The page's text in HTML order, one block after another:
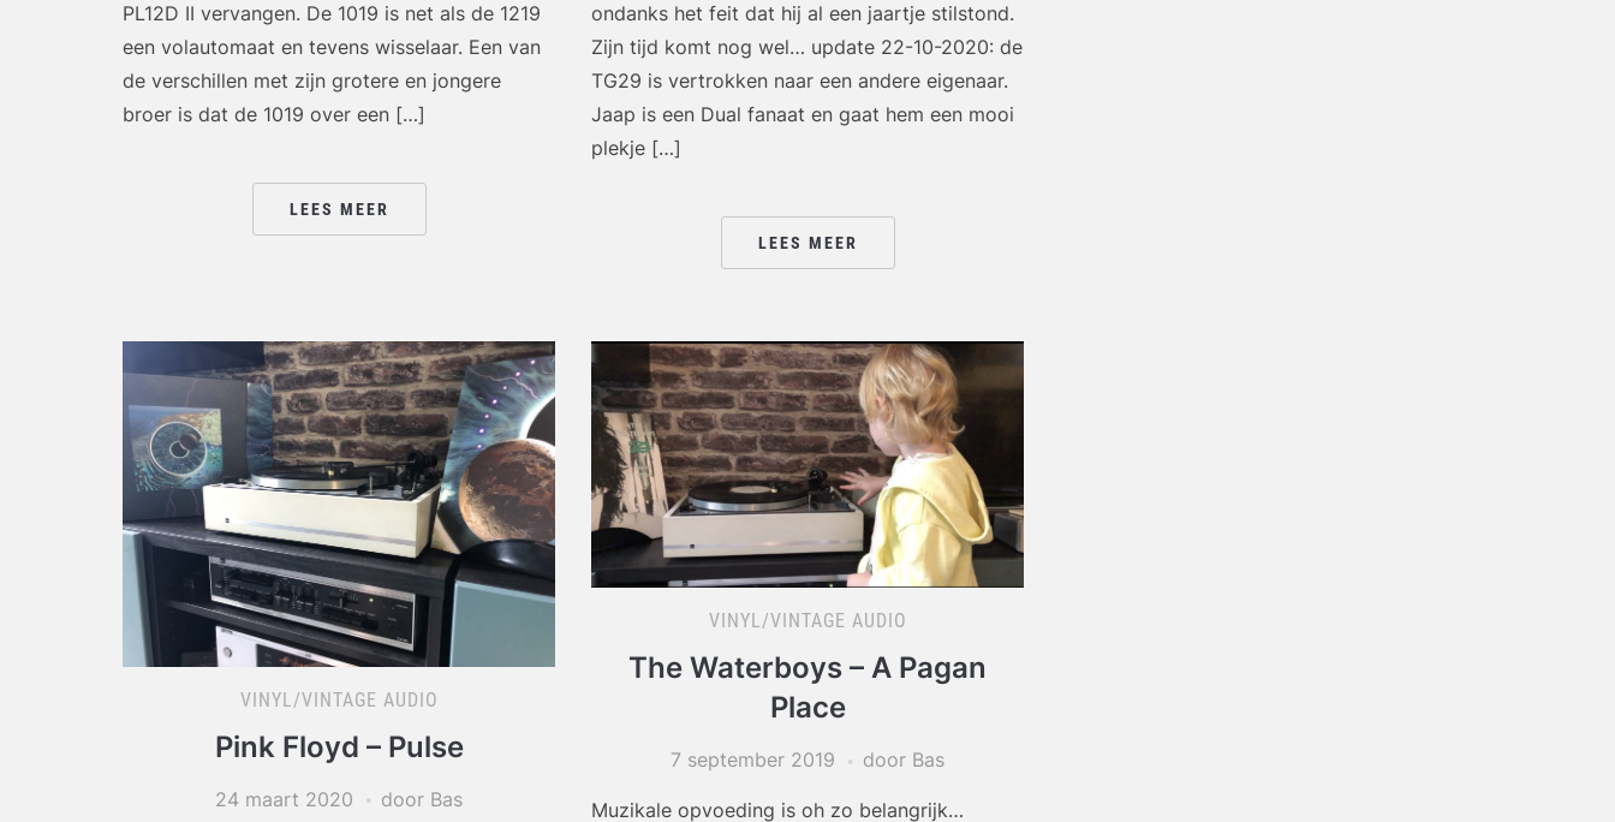
PL12D II vervangen. De 1019 is net als de 1219
een volautomaat en tevens wisselaar. Een van
de verschillen met zijn grotere en jongere
broer is dat de 1019 over een […]
LEES MEER
ondanks het feit dat hij al een jaartje stilstond.
Zijn tijd komt nog wel… update 22-10-2020: de
TG29 is vertrokken naar een andere eigenaar.
Jaap is een Dual fanaat en gaat hem een mooi
plekje […]
LEES MEER
VINYL/VINTAGE AUDIO
Pink Floyd – Pulse
24 maart 2020 door Bas
VINYL/VINTAGE AUDIO
The Waterboys – A Pagan
Place
7 september 2019 door Bas
Muzikale opvoeding is oh zo belangrijk…